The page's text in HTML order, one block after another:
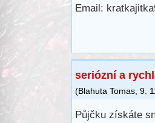
Email:
seriózní a
(Blahuta Tomas 9.
Půjčku získáte